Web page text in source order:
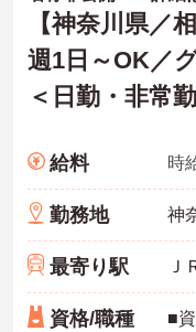
【神奈川県／
週1日～OK／
＜日勤・非常
給料 時
勤務地 神
最寄り駅 Ｊ
資格/職種 ■